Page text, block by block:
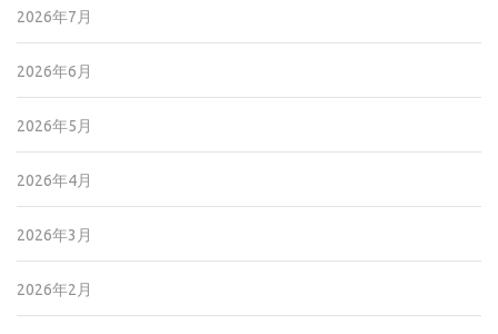
2026年7月
2026年6月
2026年5月
2026年4月
2026年3月
2026年2月